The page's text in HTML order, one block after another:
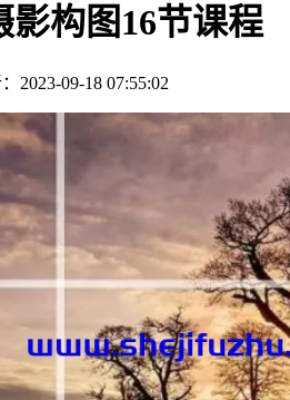
影构图16节课程
2023-09-18 07:55:02